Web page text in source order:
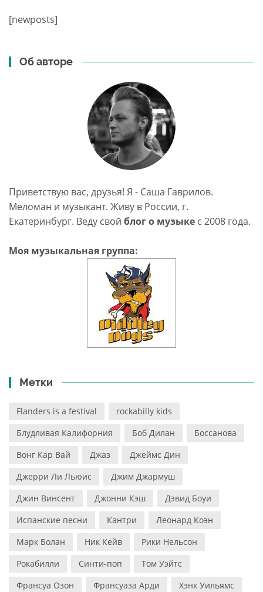
[newposts]
Об авторе
Приветствую вас, друзья! Я - Саша Гаврилов.
Меломан и музыкант. Живу в России, г.
Екатеринбург. Веду свой блог о музыке c 2008 года.
Моя музыкальная группа:
Метки
Flanders is a festival
rockabilly kids
Блудливая Калифорния
Боб Дилан
Боссанова
Вонг Кар Вай
Джаз
Джеймс Дин
Джерри Ли Льюис
Джим Джармуш
Джин Винсент
Джонни Кэш
Дэвид Боуи
Испанские песни
Кантри
Леонард Коэн
Марк Болан
Ник Кейв
Рики Нельсон
Рокабилли
Синти-поп
Том Уэйтс
Франсуа Озон
Франсуаза Арди
Хэнк Уильямс